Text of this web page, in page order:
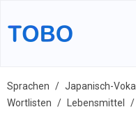
Sprachen
Japanisch-
Wortlisten
Lebensmittel